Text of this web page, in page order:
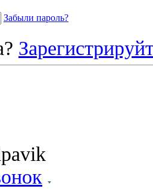
Забыли пароль?